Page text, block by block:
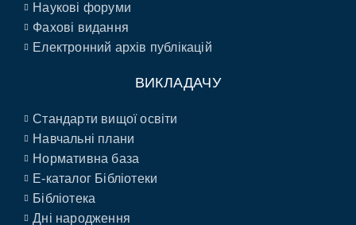
Наукові форуми
Фахові видання
Електронний архів публікацій
ВИКЛАДАЧУ
Стандарти вищої освіти
Навчальні плани
Нормативна база
E-каталог Бібліотеки
Бібліотека
Дні народження